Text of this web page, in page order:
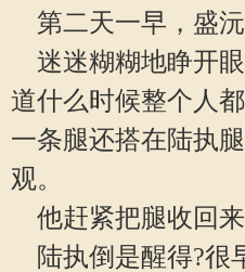
第二天一早，盛沅
迷迷糊糊地睁开
道什么时候整个人
一条腿还搭在陆执
观。
他赶紧把腿收回来
陆执倒是醒得?很